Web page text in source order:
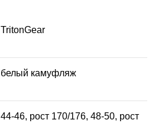
TritonGear
белый камуфляж
44-46, рост 170/176, 48-50, рост